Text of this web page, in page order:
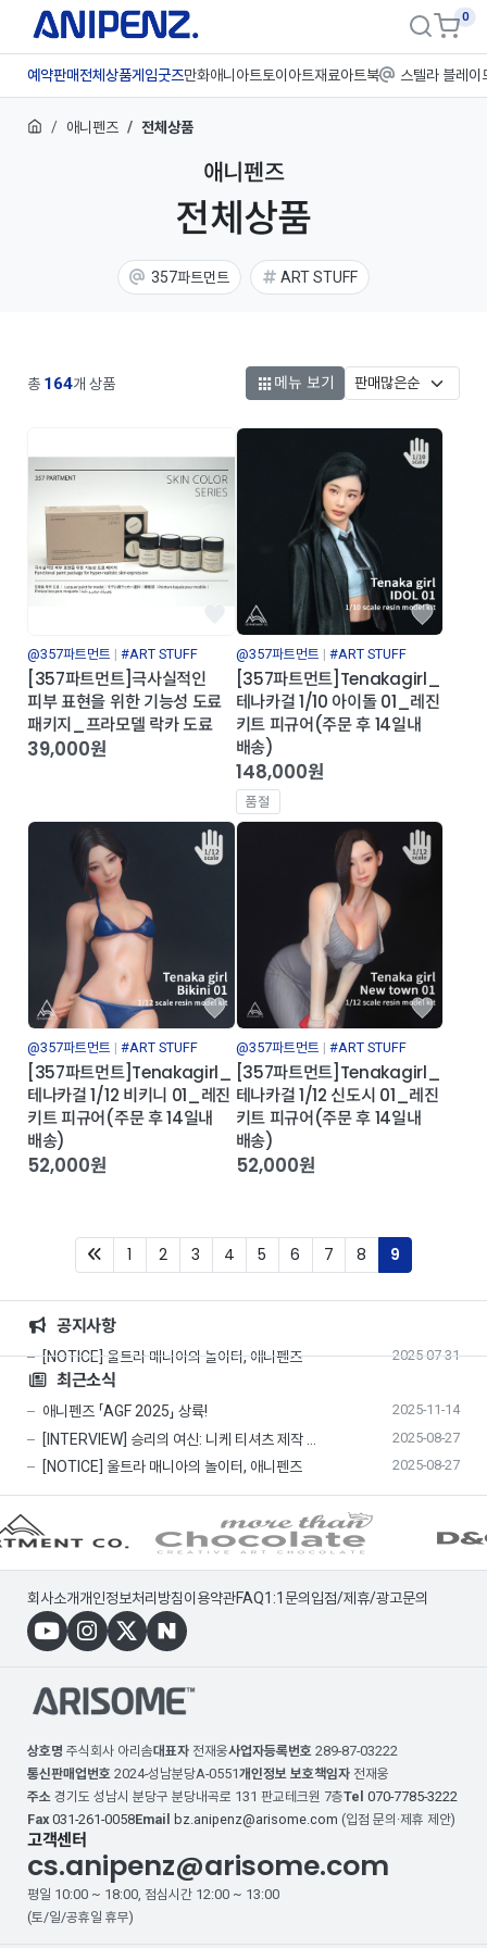
0
예약판매전체상품게임굿즈만화애니 아트토이 아트재료아트북 스텔라 블레이
애니펜즈 전체상품
애니펜즈
전체상품
357파트먼트 ART STUFF
작품 IP
브랜드
플레이모빌플레이포에버모어댄초콜릿
한정판 패키지 봉제 피규어아크릴 지류·팬시 문구·데스크의류·패션잡화
생활용품IT액세서리 서적식품하비 ART STUFF
총 164개 상품 메뉴 보기
@357파트먼트 #ART STUFF
[357파트먼트]극사실적인
피부 표현을 위한 기능성 도료
패키지_프라모델 락카 도료
39,000원
@357파트먼트 #ART STUFF
[357파트먼트]Tenakagirl_
테나카걸 1/10 아이돌 01_레진
키트 피규어(주문 후 14일내
배송)
148,000원
품절
@357파트먼트 #ART STUFF
[357파트먼트]Tenakagirl_
테나카걸 1/12 비키니 01_레진
키트 피규어(주문 후 14일내
배송)
52,000원
@357파트먼트 #ART STUFF
[357파트먼트]Tenakagirl_
테나카걸 1/12 신도시 01_레진
키트 피규어(주문 후 14일내
배송)
52,000원
First1 2 3 4 5 6 7 8 9(current)
공지사항
[NOTICE] 울트라 매니아의 놀이터, 애니펜즈 2025-07-31
최근소식
애니펜즈 「AGF 2025」 상륙! 2025-11-14
[INTERVIEW] 승리의 여신: 니케 티셔츠 제작 … 2025-08-27
[NOTICE] 울트라 매니아의 놀이터, 애니펜즈 2025-08-27
회사소개개인정보처리방침이용약관FAQ1:1문의 입점/제휴/광고문의
상호명 주식회사 아리솜대표자 전재웅사업자등록번호 289-87-03222
통신판매업번호 2024-성남분당A-0551개인정보 보호책임자 전재웅
주소 경기도 성남시 분당구 분당내곡로 131 판교테크원 7층Tel 070-7785-3222
Fax 031-261-0058Email bz.anipenz@arisome.com (입점 문의·제휴 제안)
고객센터
cs.anipenz@arisome.com
평일 10:00 ~ 18:00, 점심시간 12:00 ~ 13:00
(토/일/공휴일 휴무)